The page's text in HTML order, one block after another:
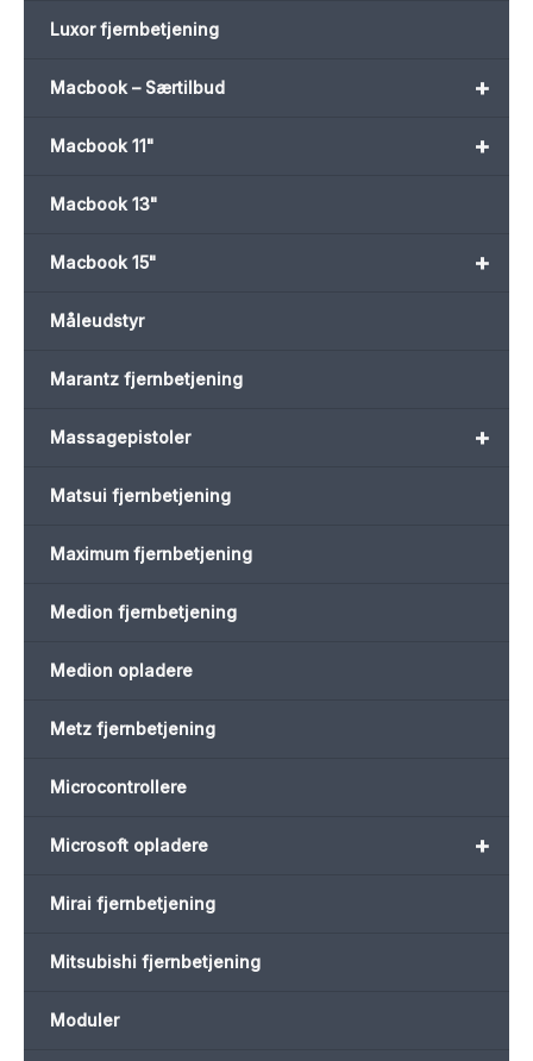
Luxor fjernbetjening
+
Macbook – Særtilbud
+
Macbook 11"
Macbook 13"
+
Macbook 15"
Måleudstyr
Marantz fjernbetjening
+
Massagepistoler
Matsui fjernbetjening
Maximum fjernbetjening
Medion fjernbetjening
Medion opladere
Metz fjernbetjening
Microcontrollere
+
Microsoft opladere
Mirai fjernbetjening
Mitsubishi fjernbetjening
Moduler